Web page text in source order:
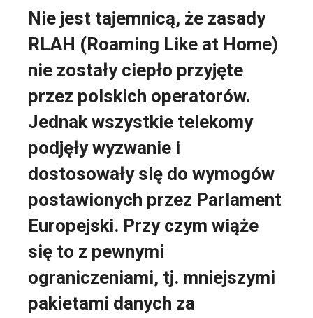
Nie jest tajemnicą, że zasady
RLAH (Roaming Like at Home)
nie zostały ciepło przyjęte
przez polskich operatorów.
Jednak wszystkie telekomy
podjęły wyzwanie i
dostosowały się do wymogów
postawionych przez Parlament
Europejski. Przy czym wiąże
się to z pewnymi
ograniczeniami, tj. mniejszymi
pakietami danych za